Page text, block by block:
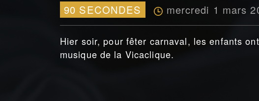
90 SECONDES mercredi 1 mars
Hier soir, pour fêter carnaval, les enfants
musique de la Vicaclique.